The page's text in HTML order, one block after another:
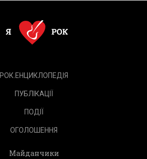
РОК.ЕНЦИКЛОПЕДІЯ
ПУБЛІКАЦІЇ
ПОДІЇ
ОГОЛОШЕННЯ
Майданчики